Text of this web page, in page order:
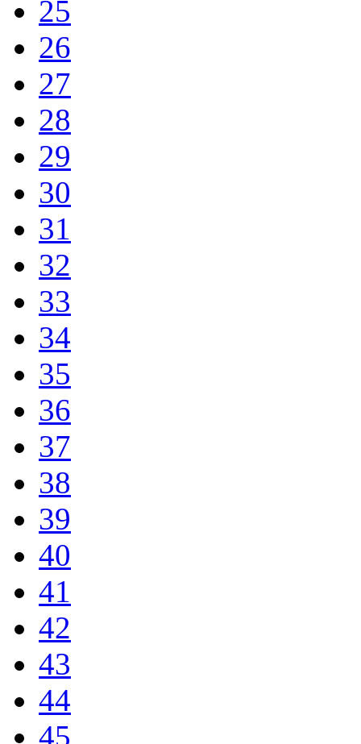
25
26
27
28
29
30
31
32
33
34
35
36
37
38
39
40
41
42
43
44
45